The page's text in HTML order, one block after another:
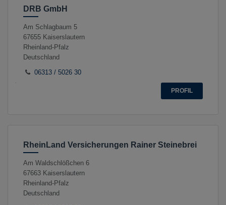
DRB GmbH
Am Schlagbaum 5
67655 Kaiserslautern
Rheinland-Pfalz
Deutschland
06313 / 5026 30
PROFIL
RheinLand Versicherungen Rainer Steinebrei
Am Waldschlößchen 6
67663 Kaiserslautern
Rheinland-Pfalz
Deutschland